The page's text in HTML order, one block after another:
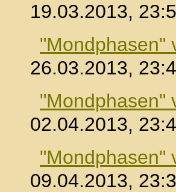
19.03.2013,
"Mondphasen"
26.03.2013,
"Mondphasen"
02.04.2013,
"Mondphasen"
09.04.2013,